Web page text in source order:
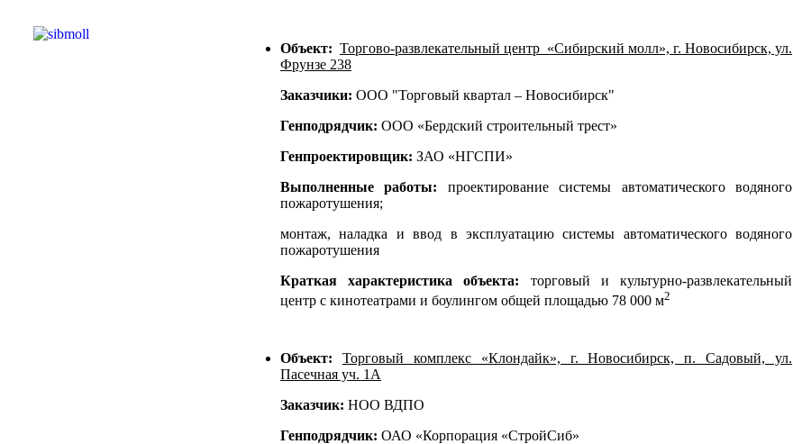
Объект: Торгово-развлекательный центр «Сибирский молл», г. Новосибирск, ул.
Фрунзе 238
Заказчики: ООО "Торговый квартал – Новосибирск"
Генподрядчик: ООО «Бердский строительный трест»
Генпроектировщик: ЗАО «НГСПИ»
Выполненные работы: проектирование системы автоматического водяного
пожаротушения;
монтаж, наладка и ввод в эксплуатацию системы автоматического водяного
пожаротушения
Краткая характеристика объекта: торговый и культурно-развлекательный
центр с кинотеатрами и боулингом общей площадью 78 000 м2
Объект:
Торговый комплекс «Клондайк», г. Новосибирск, п. Садовый, ул.
Пасечная уч. 1А
Заказчик: НОО ВДПО
Генподрядчик: ОАО «Корпорация «СтройСиб»